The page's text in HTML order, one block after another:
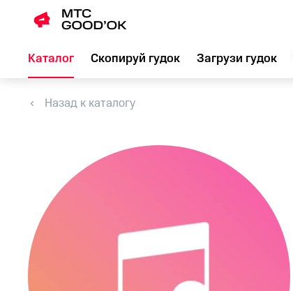
Каталог Скопируй гудок Загрузи гудок
Назад к каталогу